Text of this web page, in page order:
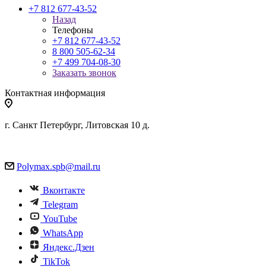
+7 812 677-43-52
Назад
Телефоны
+7 812 677-43-52
8 800 505-62-34
+7 499 704-08-30
Заказать звонок
Контактная информация
г. Санкт Петербург, Литовская 10 д.
Polymax.spb@mail.ru
Вконтакте
Telegram
YouTube
WhatsApp
Яндекс.Дзен
TikTok